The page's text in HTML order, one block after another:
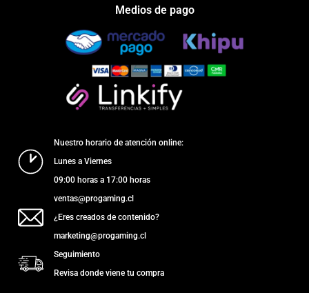
Medios de pago
Nuestro horario de atención online:
Lunes a Viernes
09:00 horas a 17:00 horas
ventas@progaming.cl
¿Eres creados de contenido?
marketing@progaming.cl
Seguimiento
Revisa donde viene tu compra